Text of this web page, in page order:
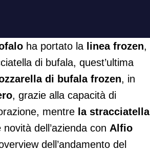
ha portato la linea frozen,
di bufala, quest’ultima
di bufala frozen, in
, grazie alla capacità di
mentre la stracciatella
dell’azienda con Alfio
dell’andamento del